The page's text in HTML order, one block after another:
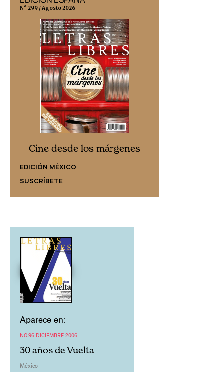
N° 299 / Agosto 2026
Cine desde los márgenes
EDICIÓN MÉXICO
SUSCRÍBETE
Aparece en:
NO.96 DICIEMBRE 2006
30 años de Vuelta
México